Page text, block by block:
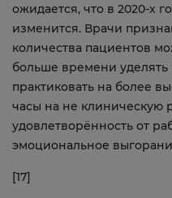
ожидается, что в 2020-х
изменится. Врачи
количества пациентов
больше времени
практиковать на более
часы на не клиническую
удовлетворённость от
эмоциональное
[17]